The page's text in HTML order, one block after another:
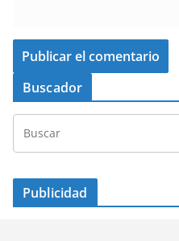
Buscador
Publicidad